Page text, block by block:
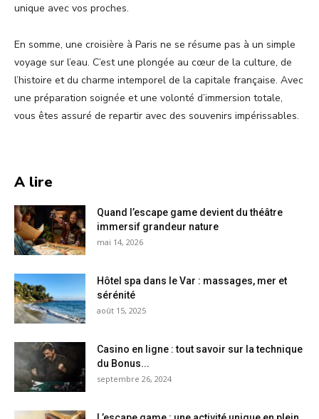
unique avec vos proches.
En somme, une croisière à Paris ne se résume pas à un simple
voyage sur l’eau. C’est une plongée au cœur de la culture, de
l’histoire et du charme intemporel de la capitale française. Avec
une préparation soignée et une volonté d’immersion totale,
vous êtes assuré de repartir avec des souvenirs impérissables.
A lire
Quand l’escape game devient du théâtre
immersif grandeur nature
mai 14, 2026
Hôtel spa dans le Var : massages, mer et
sérénité
août 15, 2025
Casino en ligne : tout savoir sur la technique
du Bonus...
septembre 26, 2024